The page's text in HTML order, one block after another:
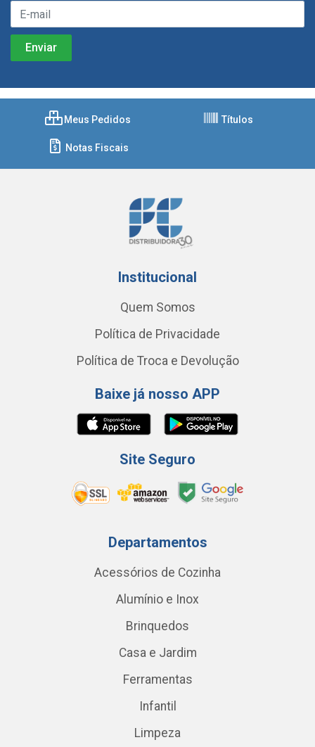
Meus Pedidos Títulos
Notas Fiscais
Institucional
Quem Somos
Política de Privacidade
Política de Troca e Devolução
Baixe já nosso APP
Site Seguro
Departamentos
Acessórios de Cozinha
Alumínio e Inox
Brinquedos
Casa e Jardim
Ferramentas
Infantil
Limpeza